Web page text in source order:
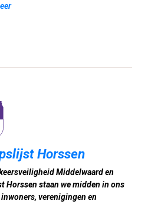
Horssen
Middelwaard en
Horssen staan we midden in ons
verenigingen en